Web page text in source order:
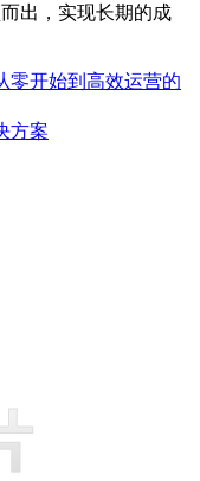
出，实现长期的成
零开始到高效运营的
方案